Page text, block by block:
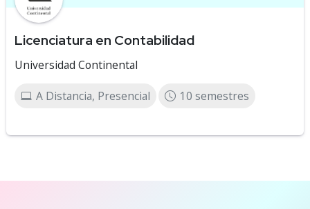
Licenciatura en Contabilidad
Universidad Continental
A Distancia, Presencial 10 semestres